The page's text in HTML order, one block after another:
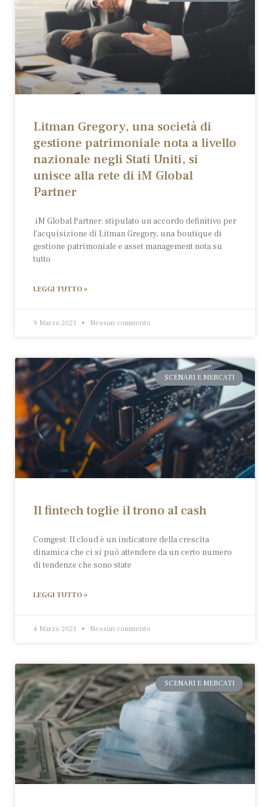
Litman Gregory, una società di
gestione patrimoniale nota a livello
nazionale negli Stati Uniti, si
unisce alla rete di iM Global
Partner
iM Global Partner: stipulato un accordo definitivo per
l’acquisizione di Litman Gregory, una boutique di
gestione patrimoniale e asset management nota su
tutto
LEGGI TUTTO »
9 Marzo 2021 Nessun commento
SCENARI E MERCATI
Il fintech toglie il trono al cash
Comgest: Il cloud è un indicatore della crescita
dinamica che ci si può attendere da un certo numero
di tendenze che sono state
LEGGI TUTTO »
4 Marzo 2021 Nessun commento
SCENARI E MERCATI